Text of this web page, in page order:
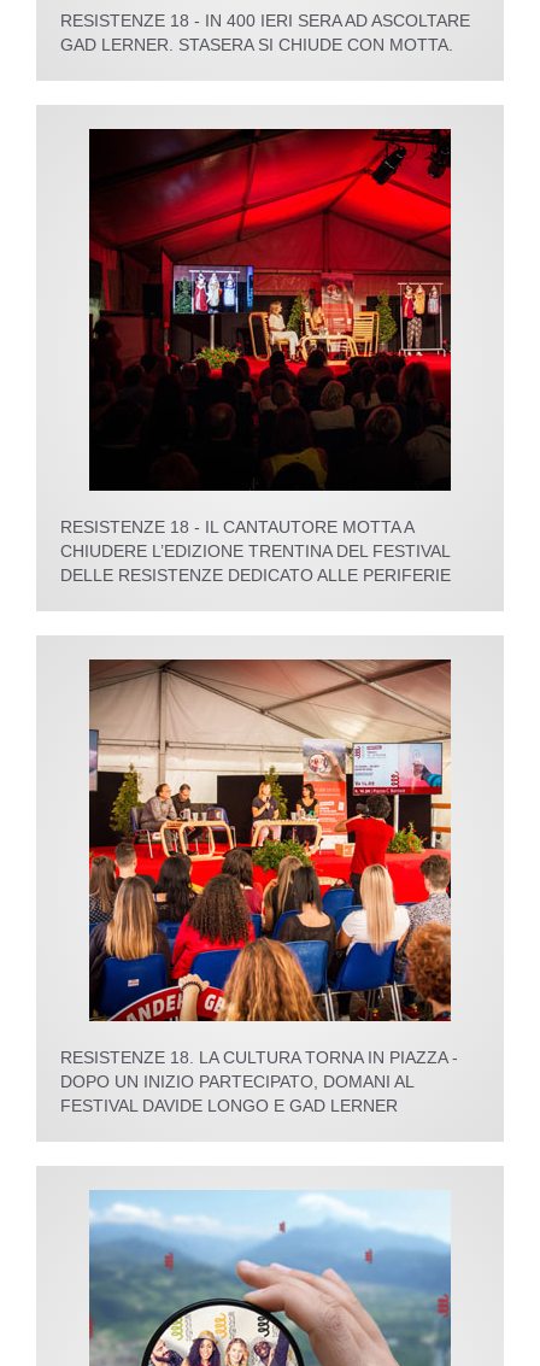
RESISTENZE 18 - IN 400 IERI SERA AD ASCOLTARE
GAD LERNER. STASERA SI CHIUDE CON MOTTA.
RESISTENZE 18 - IL CANTAUTORE MOTTA A
CHIUDERE L’EDIZIONE TRENTINA DEL FESTIVAL
DELLE RESISTENZE DEDICATO ALLE PERIFERIE
RESISTENZE 18. LA CULTURA TORNA IN PIAZZA -
DOPO UN INIZIO PARTECIPATO, DOMANI AL
FESTIVAL DAVIDE LONGO E GAD LERNER